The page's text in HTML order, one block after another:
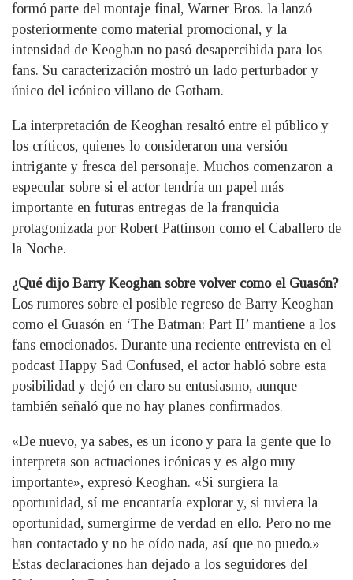
formó parte del montaje final, Warner Bros. la lanzó
posteriormente como material promocional, y la
intensidad de Keoghan no pasó desapercibida para los
fans. Su caracterización mostró un lado perturbador y
único del icónico villano de Gotham.
La interpretación de Keoghan resaltó entre el público y
los críticos, quienes lo consideraron una versión
intrigante y fresca del personaje. Muchos comenzaron a
especular sobre si el actor tendría un papel más
importante en futuras entregas de la franquicia
protagonizada por Robert Pattinson como el Caballero de
la Noche.
¿Qué dijo Barry Keoghan sobre volver como el Guasón?
Los rumores sobre el posible regreso de Barry Keoghan
como el Guasón en ‘The Batman: Part II’ mantiene a los
fans emocionados. Durante una reciente entrevista en el
podcast Happy Sad Confused, el actor habló sobre esta
posibilidad y dejó en claro su entusiasmo, aunque
también señaló que no hay planes confirmados.
«De nuevo, ya sabes, es un ícono y para la gente que lo
interpreta son actuaciones icónicas y es algo muy
importante», expresó Keoghan. «Si surgiera la
oportunidad, sí me encantaría explorar y, si tuviera la
oportunidad, sumergirme de verdad en ello. Pero no me
han contactado y no he oído nada, así que no puedo.»
Estas declaraciones han dejado a los seguidores del